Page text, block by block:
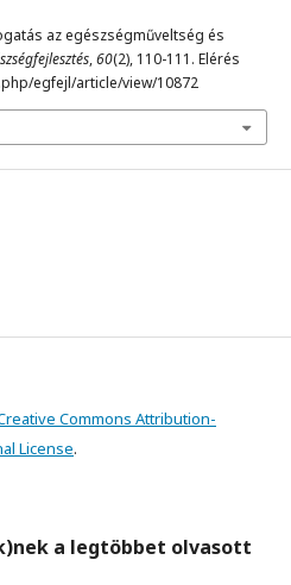
az egészségműveltség és
,60(2), 110-111. Elérés
egfejl/article/view/10872
Commons Attribution-
License.
a legtöbbet olvasott